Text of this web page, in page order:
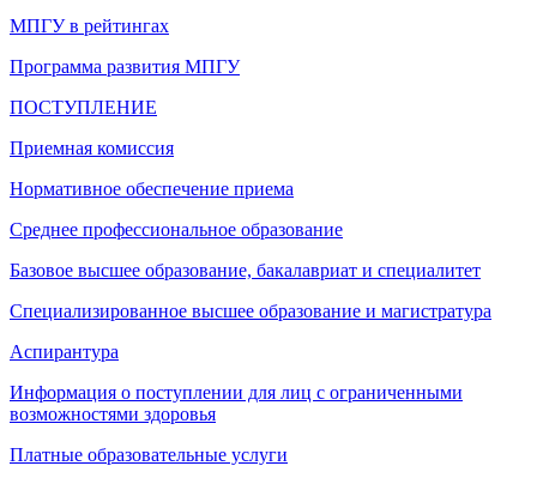
МПГУ в рейтингах
Программа развития МПГУ
ПОСТУПЛЕНИЕ
Приемная комиссия
Нормативное обеспечение приема
Среднее профессиональное образование
Базовое высшее образование, бакалавриат и специалитет
Специализированное высшее образование и магистратура
Аспирантура
Информация о поступлении для лиц с ограниченными
возможностями здоровья
Платные образовательные услуги